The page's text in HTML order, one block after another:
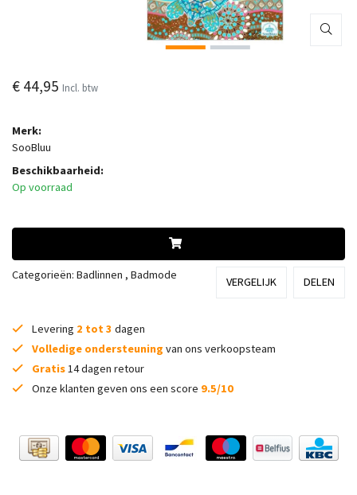
€ 44,95 Incl. btw
Merk:
SooBluu
Beschikbaarheid:
Op voorraad
Categorieën: Badlinnen , Badmode
VERGELIJK DELEN
Levering 2 tot 3 dagen
Volledige ondersteuning van ons verkoopsteam
Gratis14 dagen retour
Onze klanten geven ons een score 9.5/10